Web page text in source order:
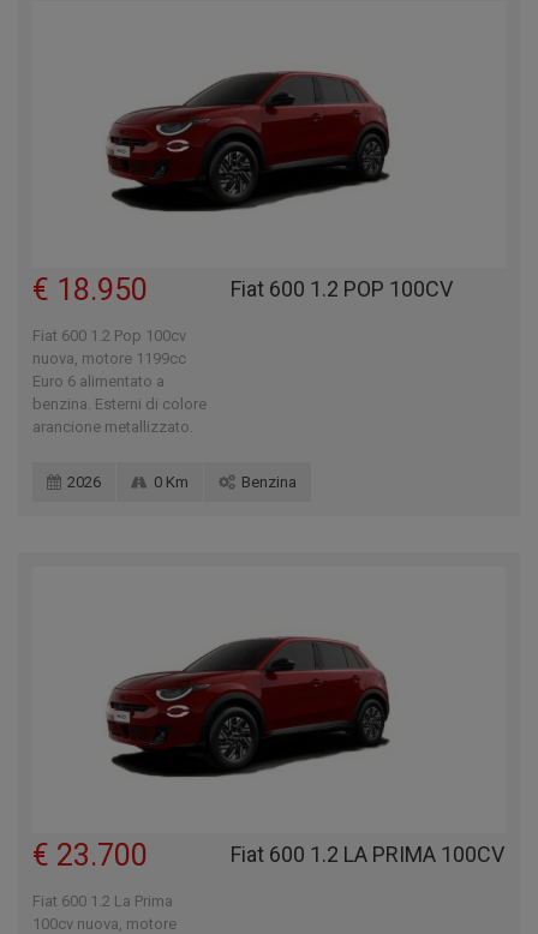
Fiat 600 1.2 POP 100CV
€ 18.950
Fiat 600 1.2 Pop 100cv
nuova, motore 1199cc
Euro 6 alimentato a
benzina. Esterni di colore
arancione metallizzato.
2026 0 Km Benzina
Fiat 600 1.2 LA PRIMA 100CV
€ 23.700
Fiat 600 1.2 La Prima
100cv nuova, motore